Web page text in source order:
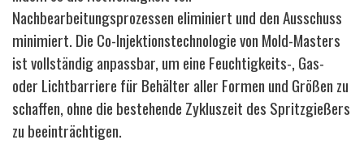
Nachbearbeitungsprozessen eliminiert und den Ausschuss
minimiert. Die Co-Injektionstechnologie von Mold-Masters
ist vollständig anpassbar, um eine Feuchtigkeits-, Gas-
oder Lichtbarriere für Behälter aller Formen und Größen zu
schaffen, ohne die bestehende Zykluszeit des Spritzgießers
zu beeinträchtigen.